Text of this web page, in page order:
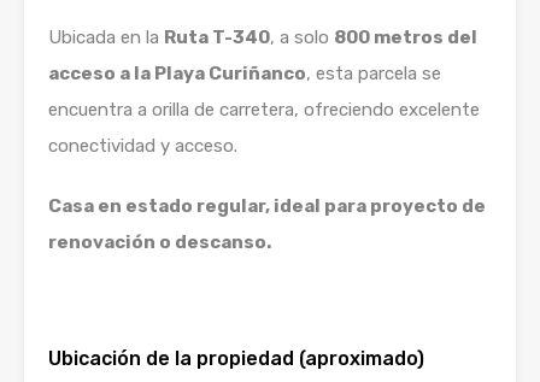
Ubicada en la Ruta T-340, a solo 800 metros del
acceso a la Playa Curiñanco, esta parcela se
encuentra a orilla de carretera, ofreciendo excelente
conectividad y acceso.
Casa en estado regular, ideal para proyecto de
renovación o descanso.
Ubicación de la propiedad (aproximado)